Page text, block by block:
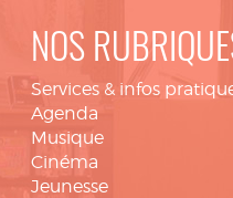
NOS
Services & infos
Agenda
Musique
Cinéma
Jeunesse